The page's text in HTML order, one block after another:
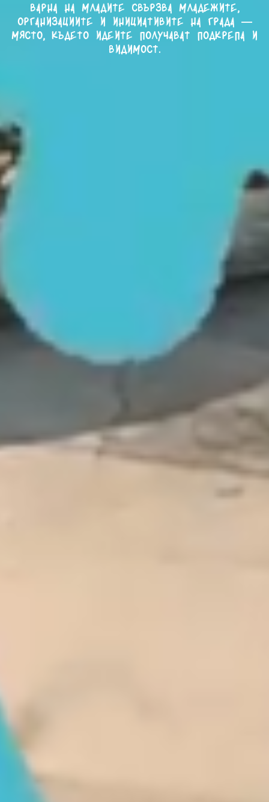
Варна на младите свързва младежите,
организациите и инициативите на града —
място, където идеите получават подкрепа и
видимост.